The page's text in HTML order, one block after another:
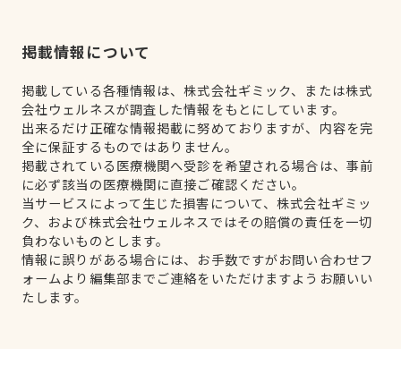
掲載情報について
掲載している各種情報は、株式会社ギミック、または株式
会社ウェルネスが調査した情報をもとにしています。
出来るだけ正確な情報掲載に努めておりますが、内容を完
全に保証するものではありません。
掲載されている医療機関へ受診を希望される場合は、事前
に必ず該当の医療機関に直接ご確認ください。
当サービスによって生じた損害について、株式会社ギミッ
ク、および株式会社ウェルネスではその賠償の責任を一切
負わないものとします。
情報に誤りがある場合には、お手数ですがお問い合わせフ
ォームより編集部までご連絡をいただけますようお願いい
たします。